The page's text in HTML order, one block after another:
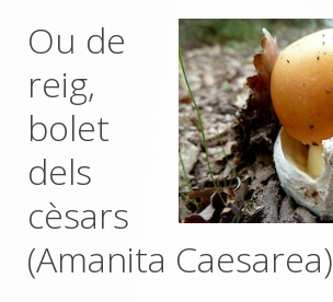
Ou de
reig,
bolet
dels
cèsars
(Amanita Caesarea)